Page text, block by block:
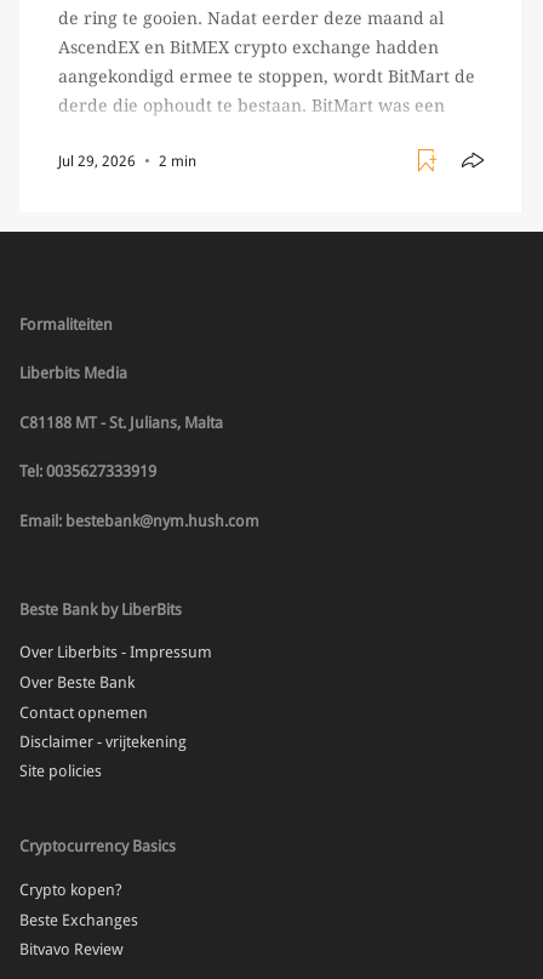
de ring te gooien. Nadat eerder deze maand al
AscendEX en BitMEX crypto exchange hadden
aangekondigd ermee te stoppen, wordt BitMart de
derde die ophoudt te bestaan. BitMart was een
crypto handelaren terecht konden om te handelen
Jul 29, 2026 2 min
Formaliteiten
Liberbits Media
C81188 MT - St. Julians, Malta
Tel: 0035627333919
Email: bestebank@nym.hush.com
Beste Bank by LiberBits
Over Liberbits - Impressum
Over Beste Bank
Contact opnemen
Disclaimer - vrijtekening
Site policies
Cryptocurrency Basics
Crypto kopen?
Beste Exchanges
Bitvavo Review